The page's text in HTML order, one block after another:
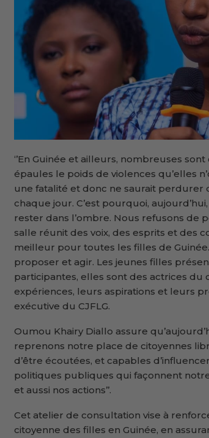
‘’En Guinée et ailleurs, nombreuses
épaules le poids de violences qu’elles
une fatalité et donc ne saurait perdurer
chaque jour. C’est pourquoi,
rester dans l’ombre. Nous refusons de
salle réunit des voix, des esprits et des
meilleur pour toutes les filles de
proposer et agir. Les jeunes filles
participantes, elles sont des actrices
expériences, leurs aspirations et leurs
exécutive du CJFLG.
Oumou Khairy Diallo assure
reprenons notre place de citoyennes
d’être écoutées, et capables
politiques publiques qui façonnent
et aussi nos actions’’.
Cet atelier de consultation vise à
citoyenne des filles en Guinée, en